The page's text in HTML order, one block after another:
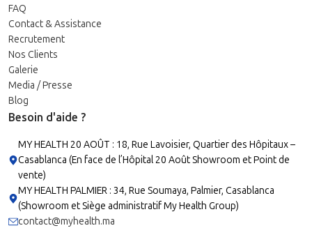
FAQ
Contact & Assistance
Recrutement
Nos Clients
Galerie
Media / Presse
Blog
Besoin d'aide ?
MY HEALTH 20 AOÛT : 18, Rue Lavoisier, Quartier des Hôpitaux –
Casablanca (En face de l’Hôpital 20 Août Showroom et Point de
vente)
MY HEALTH PALMIER : 34, Rue Soumaya, Palmier, Casablanca
(Showroom et Siège administratif My Health Group)
contact@myhealth.ma